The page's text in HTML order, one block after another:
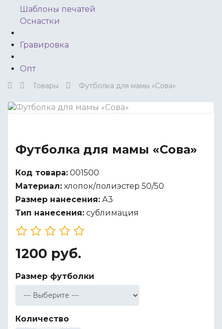
Шаблоны печатей
Оснастки
Гравировка
Опт
Товары Футболка для мамы «Сова»
Футболка для мамы «Сова»
Код товара: 001500
Материал: хлопок/полиэстер 50/50
Размер нанесения: А3
Тип нанесения: сублимация
1200 руб.
Размер футболки
Количество